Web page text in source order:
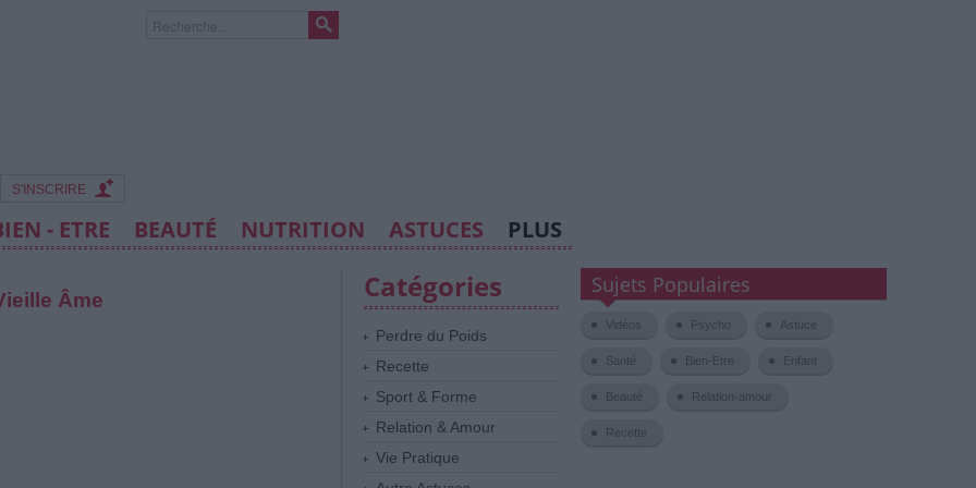
S'INSCRIRE
- ETRE BEAUTÉ NUTRITION ASTUCES PLUS
Âme Catégories
Perdre du Poids
Recette
Sport & Forme
Relation & Amour
Vie Pratique
Sujets Populaires
Vidéos Psycho Astuce
Santé Bien-Etre Enfant
Beauté Relation-amour
Recette